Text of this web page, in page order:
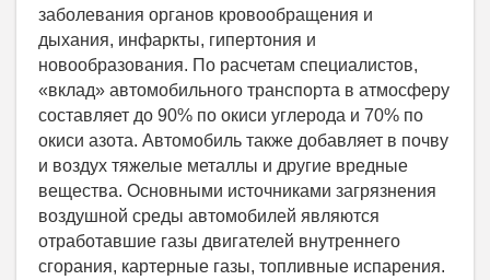
заболевания органов кровообращения и
дыхания, инфаркты, гипертония и
новообразования. По расчетам специалистов,
«вклад» автомобильного транспорта в атмосферу
составляет до 90% по окиси углерода и 70% по
окиси азота. Автомобиль также добавляет в почву
и воздух тяжелые металлы и другие вредные
вещества. Основными источниками загрязнения
воздушной среды автомобилей являются
отработавшие газы двигателей внутреннего
сгорания, картерные газы, топливные испарения.